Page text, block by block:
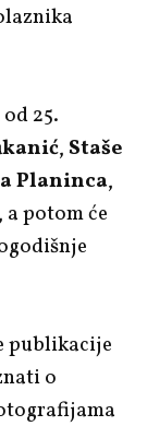
25.
,Staše
Planinca,
, a potom će
publikacije
o